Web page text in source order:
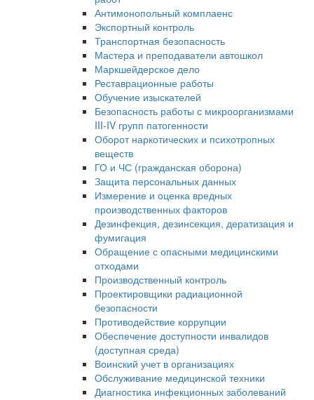
Антимонопольный комплаенс
Экспортный контроль
Транспортная безопасность
Мастера и преподаватели автошкол
Маркшейдерское дело
Реставрационные работы
Обучение изыскателей
Безопасность работы с микроорганизмами
III-IV групп патогенности
Оборот наркотических и психотропных
веществ
ГО и ЧС (гражданская оборона)
Защита персональных данных
Измерение и оценка вредных
производственных факторов
Дезинфекция, дезинсекция, дератизация и
фумигация
Обращение с опасными медицинскими
отходами
Производственный контроль
Проектировщики радиационной
безопасности
Противодействие коррупции
Обеспечение доступности инвалидов
(доступная среда)
Воинский учет в организациях
Обслуживание медицинской техники
Диагностика инфекционных заболеваний